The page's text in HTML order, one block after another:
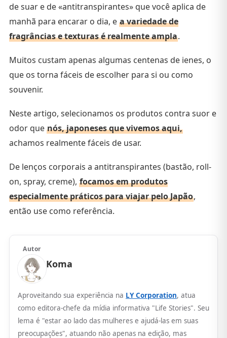
de suar e de «antitranspirantes» que você aplica de
manhã para encarar o dia, e a variedade de
fragrâncias e texturas é realmente ampla.
Muitos custam apenas algumas centenas de ienes, o
que os torna fáceis de escolher para si ou como
souvenir.
Neste artigo, selecionamos os produtos contra suor e
odor que nós, japoneses que vivemos aqui,
achamos realmente fáceis de usar.
De lenços corporais a antitranspirantes (bastão, roll-
on, spray, creme), focamos em produtos
especialmente práticos para viajar pelo Japão,
então use como referência.
Autor
Koma
Aproveitando sua experiência na LY Corporation, atua
como editora-chefe da mídia informativa "Life Stories". Seu
lema é "estar ao lado das mulheres e ajudá-las em suas
preocupações", atuando não apenas na edição, mas